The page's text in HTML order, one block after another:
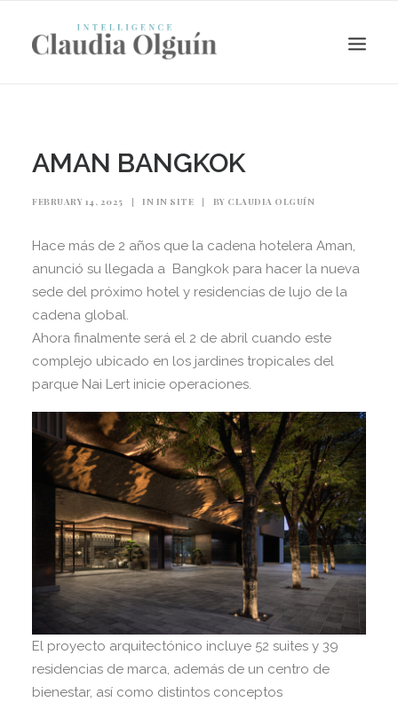
AMAN BANGKOK
FEBRUARY 14, 2025 | IN IN SITE | BY CLAUDIA OLGUÍN
Hace más de 2 años que la cadena hotelera Aman,
anunció su llegada a Bangkok para hacer la nueva
sede del próximo hotel y residencias de lujo de la
cadena global.
Ahora finalmente será el 2 de abril cuando este
complejo ubicado en los jardines tropicales del
parque Nai Lert inicie operaciones.
El proyecto arquitectónico incluye 52 suites y 39
residencias de marca, además de un centro de
bienestar, así como distintos conceptos